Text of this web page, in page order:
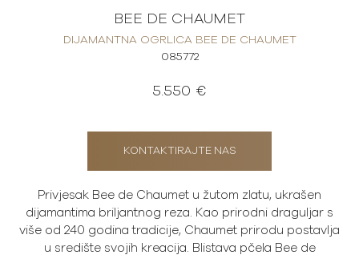
BEE DE CHAUMET
DIJAMANTNA OGRLICA BEE DE CHAUMET
085772
5.550 €
KONTAKTIRAJTE NAS
Privjesak Bee de Chaumet u žutom zlatu, ukrašen
dijamantima briljantnog reza. Kao prirodni draguljar s
više od 240 godina tradicije, Chaumet prirodu postavlja
u središte svojih kreacija. Blistava pčela Bee de